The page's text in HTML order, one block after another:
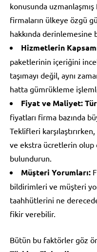
konusunda
firmaların ülkeye özgü
hakkında derinlemesine
Hizmetlerin
paketlerinin içeriğini
taşımayı değil, aynı
hatta gümrükleme
Fiyat ve Maliyet:
fiyatları firma bazında
Teklifleri
ve ekstra ücretlerin olup
bulundurun.
Müşteri Yorumları:
bildirimleri ve müşteri
taahhütlerini ne
fikir verebilir.
Bütün bu faktörler göz